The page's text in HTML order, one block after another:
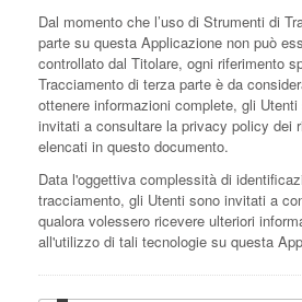
Dal momento che l’uso di Strumenti di
parte su questa Applicazione non può
controllato dal Titolare, ogni riferimento
Tracciamento di terza parte è da
ottenere informazioni complete, gli
invitati a consultare la privacy policy dei
elencati in questo documento.
Data l'oggettiva complessità di
tracciamento, gli Utenti sono invitati a
qualora volessero ricevere ulteriori
all'utilizzo di tali tecnologie su questa